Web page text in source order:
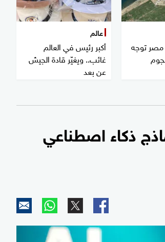
توجه
عالم
أكبر رئيس في العالم
غائب.. ويغيّر قادة الجيش
عن بعد
ذكاء اصطناعي